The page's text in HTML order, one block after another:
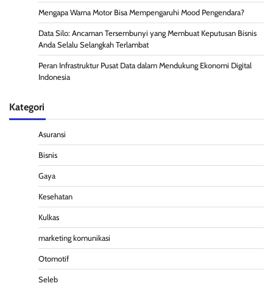
Mengapa Warna Motor Bisa Mempengaruhi Mood Pengendara?
Data Silo: Ancaman Tersembunyi yang Membuat Keputusan Bisnis
Anda Selalu Selangkah Terlambat
Peran Infrastruktur Pusat Data dalam Mendukung Ekonomi Digital
Indonesia
Kategori
Asuransi
Bisnis
Gaya
Kesehatan
Kulkas
marketing komunikasi
Otomotif
Seleb